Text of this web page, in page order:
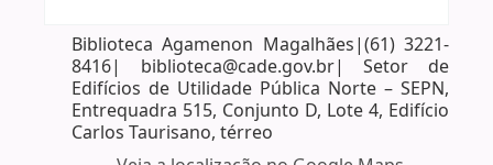
Biblioteca Agamenon Magalhães|(61) 3221-
8416| biblioteca@cade.gov.br| Setor de
Edifícios de Utilidade Pública Norte – SEPN,
Entrequadra 515, Conjunto D, Lote 4, Edifício
Carlos Taurisano, térreo